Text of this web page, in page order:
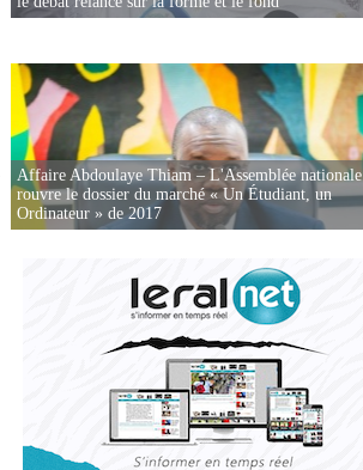
Affaire Abdoulaye Thiam – L'Assemblée nationale
rouvre le dossier du marché « Un Étudiant, un
Ordinateur » de 2017